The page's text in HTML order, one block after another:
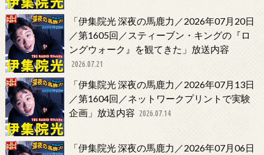
「伊集院光 深夜の馬鹿力／2026年07月20日
／第1605回／スティーブン・キングの『ロ
ングウォーク』を観てきた」放送内容
2026.07.21
「伊集院光 深夜の馬鹿力／2026年07月13日
／第1604回／ネットワークプリントで実験
企画」放送内容 2026.07.14
「伊集院光 深夜の馬鹿力／2026年07月06日